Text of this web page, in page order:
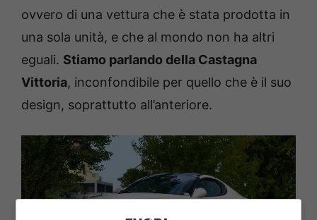
ovvero di una vettura che è stata prodotta in
una sola unità, e che al mondo non ha altri
eguali. Stiamo parlando della Castagna
Vittoria, inconfondibile per quello che è il suo
design, soprattutto all’anteriore.